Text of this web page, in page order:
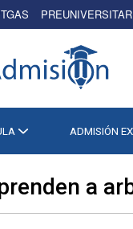
ADMISIÓN
a